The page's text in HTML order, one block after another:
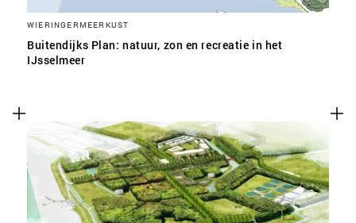
WIERINGERMEERKUST
Buitendijks Plan: natuur, zon en recreatie in het
IJsselmeer